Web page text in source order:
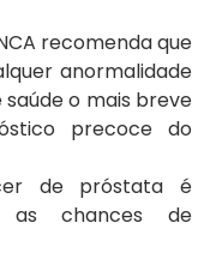
recomenda que
anormalidade
o mais breve
precoce do
de próstata é
as chances de